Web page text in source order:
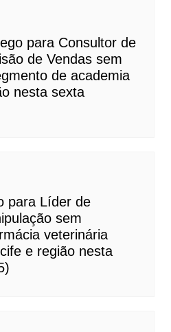
para Consultor de
de Vendas sem
de academia
nesta sexta
para Líder de
sem
veterinária
e região nesta